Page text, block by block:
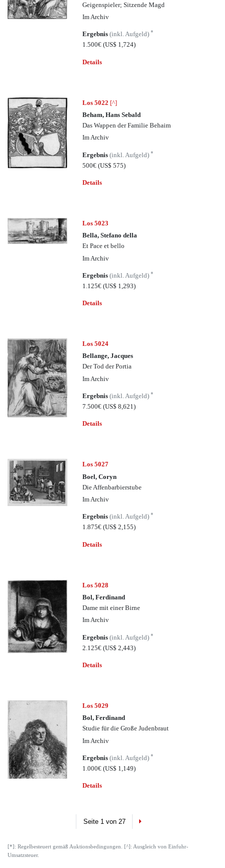
Geigenspieler; Sitzende Magd
Im Archiv
Ergebnis(inkl. Aufgeld)*
1.500€(US$ 1,724)
Details
Los 5022 [^]
Beham, Hans Sebald
Das Wappen der Familie Behaim
Im Archiv
Ergebnis(inkl. Aufgeld)*
500€(US$ 575)
Details
Los 5023
Bella, Stefano della
Et Pace et bello
Im Archiv
Ergebnis(inkl. Aufgeld)*
1.125€(US$ 1,293)
Details
Los 5024
Bellange, Jacques
Der Tod der Portia
Im Archiv
Ergebnis(inkl. Aufgeld)*
7.500€(US$ 8,621)
Details
Los 5027
Boel, Coryn
Die Affenbarbierstube
Im Archiv
Ergebnis(inkl. Aufgeld)*
1.875€(US$ 2,155)
Details
Los 5028
Bol, Ferdinand
Dame mit einer Birne
Im Archiv
Ergebnis(inkl. Aufgeld)*
2.125€(US$ 2,443)
Details
Los 5029
Bol, Ferdinand
Studie für die Große Judenbraut
Im Archiv
Ergebnis(inkl. Aufgeld)*
1.000€(US$ 1,149)
Details
Seite 1 von 27 Next
[*]: Regelbesteuert gemäß Auktionsbedingungen. [^]: Ausgleich von Einfuhr-
Umsatzsteuer.